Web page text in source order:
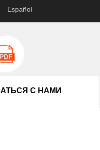
Español
С НАМИ